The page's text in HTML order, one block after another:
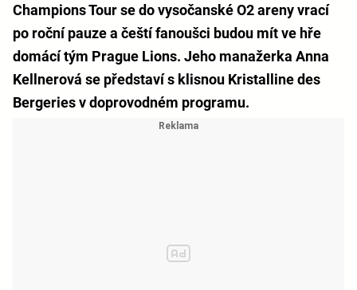
Champions Tour se do vysočanské O2 areny vrací
po roční pauze a čeští fanoušci budou mít ve hře
domácí tým Prague Lions. Jeho manažerka Anna
Kellnerová se představí s klisnou Kristalline des
Bergeries v doprovodném programu.